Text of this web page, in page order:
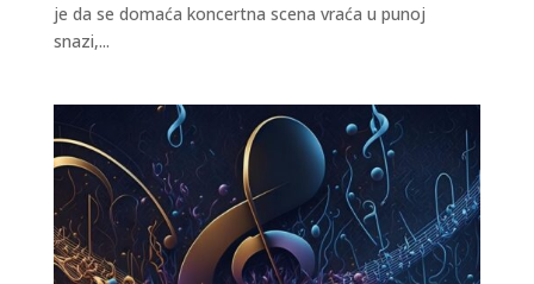
je da se domaća koncertna scena vraća u punoj
snazi,...